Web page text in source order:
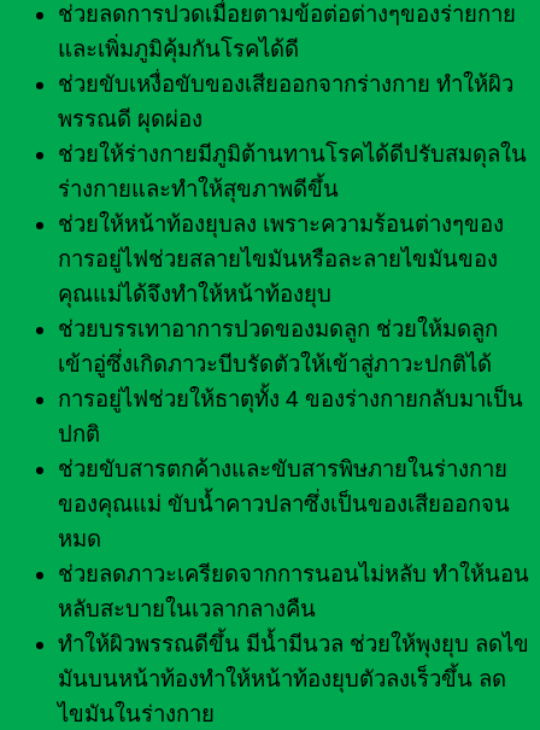
ช่วยลดการปวดเมื่อยตามข้อต่อต่างๆของร่ายกาย
และเพิ่มภูมิคุ้มกันโรคได้ดี
ช่วยขับเหงื่อขับของเสียออกจากร่างกาย ทำให้ผิว
พรรณดี ผุดผ่อง
ช่วยให้ร่างกายมีภูมิต้านทานโรคได้ดีปรับสมดุลใน
ร่างกายและทำให้สุขภาพดีขึ้น
ช่วยให้หน้าท้องยุบลง เพราะความร้อนต่างๆของ
การอยู่ไฟช่วยสลายไขมันหรือละลายไขมันของ
คุณแม่ได้จึงทำให้หน้าท้องยุบ
ช่วยบรรเทาอาการปวดของมดลูก ช่วยให้มดลูก
เข้าอู่ซึ่งเกิดภาวะบีบรัดตัวให้เข้าสู่ภาวะปกติได้
การอยู่ไฟช่วยให้ธาตุทั้ง 4 ของร่างกายกลับมาเป็น
ปกติ
ช่วยขับสารตกค้างและขับสารพิษภายในร่างกาย
ของคุณแม่ ขับน้ำคาวปลาซึ่งเป็นของเสียออกจน
หมด
ช่วยลดภาวะเครียดจากการนอนไม่หลับ ทำให้นอน
หลับสะบายในเวลากลางคืน
ทำให้ผิวพรรณดีขึ้น มีน้ำมีนวล ช่วยให้พุงยุบ ลดไข
มันบนหน้าท้องทำให้หน้าท้องยุบตัวลงเร็วขึ้น ลด
ไขมันในร่างกาย